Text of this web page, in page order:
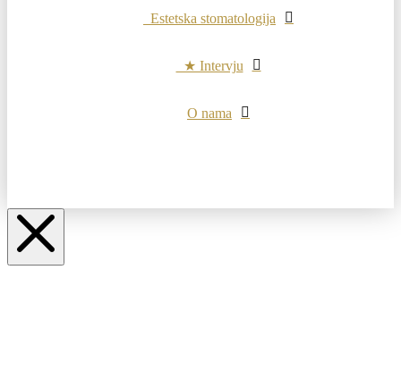
Estetska stomatologija
★ Intervju
O nama